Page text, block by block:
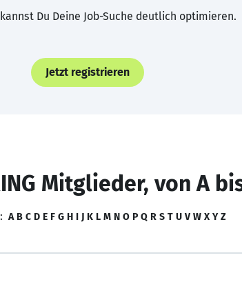
Du Deine Job-Suche deutlich optimieren.
Jetzt registrieren
Mitglieder, von A
A B C D E F G H I J K L M N O P Q R S T U V W X Y Z